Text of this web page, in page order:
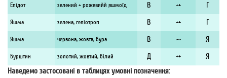
Епідот зелений + рожевийй яшмоїд В ++ Г
Яшма зелена, геліотроп В ++ Г
Яшма червона, жовта, бура В ~~ Я
Бурштин золотий, жовтий, білий Д ++
Я
Наведемо застосовані в таблицях умовні позначення: